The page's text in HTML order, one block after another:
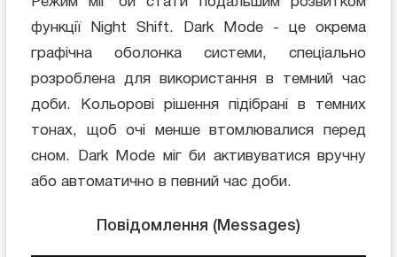
функції Night Shift. Dark Mode - це окрема
графічна оболонка системи, спеціально
розроблена для використання в темний час
доби. Кольорові рішення підібрані в темних
тонах, щоб очі менше втомлювалися перед
сном. Dark Mode міг би активуватися вручну
або автоматично в певний час доби.
Повідомлення (Messages)